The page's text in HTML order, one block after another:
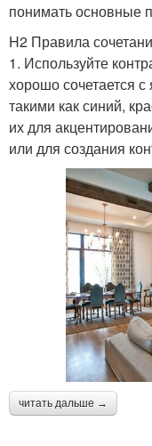
понимать основные
H2 Правила
1. Используйте
хорошо сочетается
такими как синий,
их для
или для создания
читать дальше →